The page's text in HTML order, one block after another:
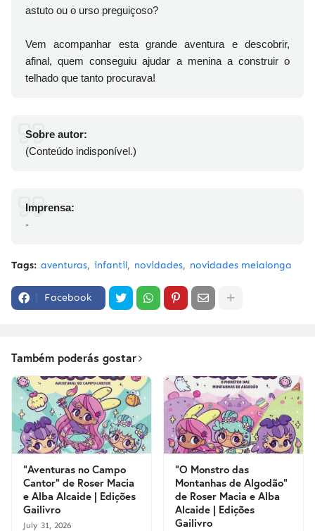
astuto ou o urso preguiçoso?
Vem acompanhar esta grande aventura e descobrir,
afinal, quem conseguiu ajudar a menina a construir o
telhado que tanto procurava!
Sobre autor:
(Conteúdo indisponível.)
Imprensa:
-
Tags: aventuras infantil novidades novidades meialonga
Facebook
Também poderás gostar
"Aventuras no Campo
Cantor" de Roser Macia
e Alba Alcaide | Edições
Gailivro
July 31, 2026
"O Monstro das
Montanhas de Algodão"
de Roser Macia e Alba
Alcaide | Edições
Gailivro